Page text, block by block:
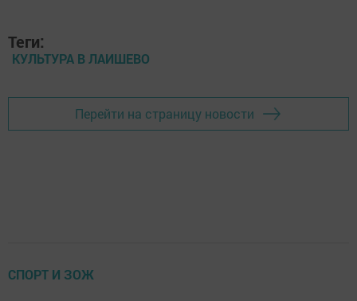
Теги:
КУЛЬТУРА В ЛАИШЕВО
Перейти на страницу новости
СПОРТ И ЗОЖ